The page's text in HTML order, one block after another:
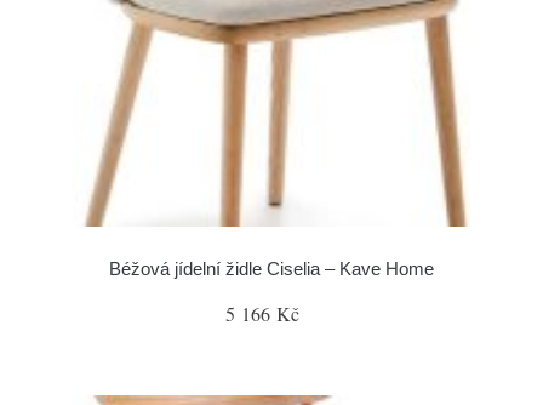
Béžová jídelní židle Ciselia – Kave Home
5 166 Kč